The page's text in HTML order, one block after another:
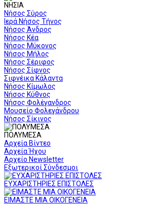
ΝΗΣΙΑ
Νήσος Σύρος
Ιερά Νήσος Τήνος
Νήσος Άνδρος
Νήσος Κέα
Νήσος Μύκονος
Νήσος Μήλος
Νήσος Σέριφος
Νήσος Σίφνος
Σιφνέικα Κάλαντα
Νήσος Κίμωλος
Νήσος Κύθνος
Νήσος Φολέγανδρος
Μουσείο Φολεγάνδρου
Νήσος Σίκινος
ΠΟΛΥΜΕΣΑ
Αρχεία Βίντεο
Αρχεία Ήχου
Αρχείο Newsletter
Εξωτερικοί Σύνδεσμοι
ΕΥΧΑΡΙΣΤΗΡΙΕΣ ΕΠΙΣΤΟΛΕΣ
ΕΙΜΑΣΤΕ ΜΙΑ ΟΙΚΟΓΕΝΕΙΑ